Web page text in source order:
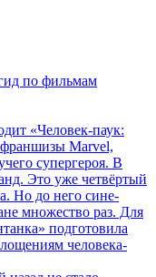
по фильмам
«Человек-паук:
Marvel,
супергероя. В
Это уже четвёртый
Но до него сине-
множество раз. Для
подготовила
человека-